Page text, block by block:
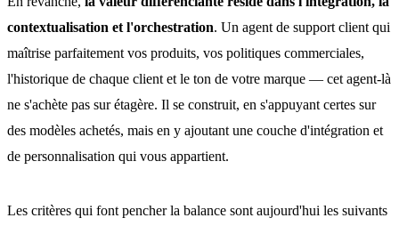
contextualisation et l'orchestration. Un agent de support client qui
maîtrise parfaitement vos produits, vos politiques commerciales,
l'historique de chaque client et le ton de votre marque — cet agent-là
ne s'achète pas sur étagère. Il se construit, en s'appuyant certes sur
des modèles achetés, mais en y ajoutant une couche d'intégration et
de personnalisation qui vous appartient.
Les critères qui font pencher la balance sont aujourd'hui les suivants